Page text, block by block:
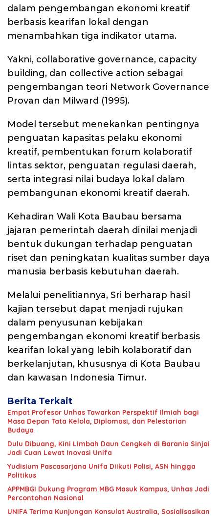
dalam pengembangan ekonomi kreatif
berbasis kearifan lokal dengan
menambahkan tiga indikator utama.
Yakni, collaborative governance, capacity
building, dan collective action sebagai
pengembangan teori Network Governance
Provan dan Milward (1995).
Model tersebut menekankan pentingnya
penguatan kapasitas pelaku ekonomi
kreatif, pembentukan forum kolaboratif
lintas sektor, penguatan regulasi daerah,
serta integrasi nilai budaya lokal dalam
pembangunan ekonomi kreatif daerah.
Kehadiran Wali Kota Baubau bersama
jajaran pemerintah daerah dinilai menjadi
bentuk dukungan terhadap penguatan
riset dan peningkatan kualitas sumber daya
manusia berbasis kebutuhan daerah.
Melalui penelitiannya, Sri berharap hasil
kajian tersebut dapat menjadi rujukan
dalam penyusunan kebijakan
pengembangan ekonomi kreatif berbasis
kearifan lokal yang lebih kolaboratif dan
berkelanjutan, khususnya di Kota Baubau
dan kawasan Indonesia Timur.
Berita Terkait
Empat Profesor Unhas Tawarkan Perspektif Ilmiah bagi
Masa Depan Tata Kelola, Diplomasi, dan Pelestarian
Budaya
Dulu Dibuang, Kini Limbah Daun Cengkeh di Barania Sinjai
Jadi Cuan Lewat Inovasi Unifa
Yudisium Pascasarjana Unifa Diikuti Polisi, ASN hingga
Politikus
APPMBGI Dukung Program MBG Masuk Kampus, Unhas Jadi
Percontohan Nasional
UNIFA Terima Kunjungan Konsulat Australia, Sosialisasikan